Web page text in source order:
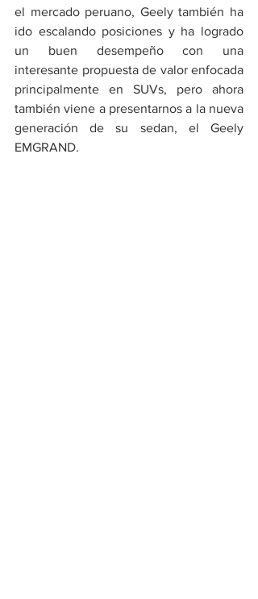
el mercado peruano, Geely también ha
ido escalando posiciones y ha logrado
un buen desempeño con una
interesante propuesta de valor enfocada
principalmente en SUVs, pero ahora
también viene a presentarnos a la nueva
generación de su sedan, el Geely
EMGRAND.